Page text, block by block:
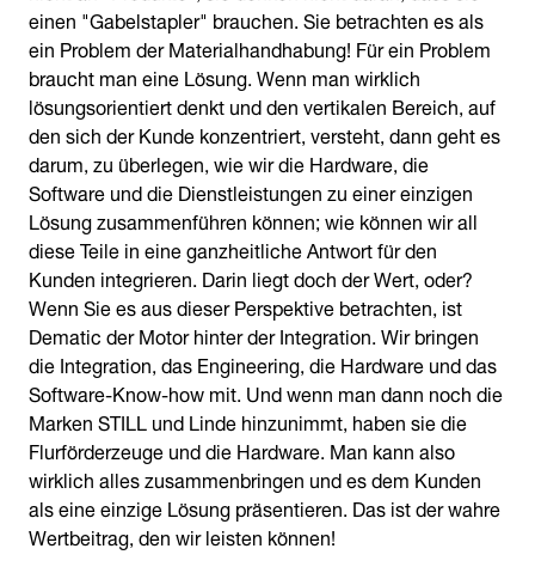
einen "Gabelstapler" brauchen. Sie betrachten es als
ein Problem der Materialhandhabung! Für ein Problem
braucht man eine Lösung. Wenn man wirklich
lösungsorientiert denkt und den vertikalen Bereich, auf
den sich der Kunde konzentriert, versteht, dann geht es
darum, zu überlegen, wie wir die Hardware, die
Software und die Dienstleistungen zu einer einzigen
Lösung zusammenführen können; wie können wir all
diese Teile in eine ganzheitliche Antwort für den
Kunden integrieren. Darin liegt doch der Wert, oder?
Wenn Sie es aus dieser Perspektive betrachten, ist
Dematic der Motor hinter der Integration. Wir bringen
die Integration, das Engineering, die Hardware und das
Software-Know-how mit. Und wenn man dann noch die
Marken STILL und Linde hinzunimmt, haben sie die
Flurförderzeuge und die Hardware. Man kann also
wirklich alles zusammenbringen und es dem Kunden
als eine einzige Lösung präsentieren. Das ist der wahre
Wertbeitrag, den wir leisten können!